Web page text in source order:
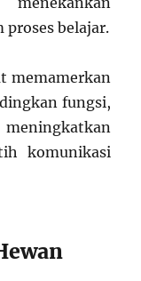
belajar.
memamerkan
fungsi,
komunikasi